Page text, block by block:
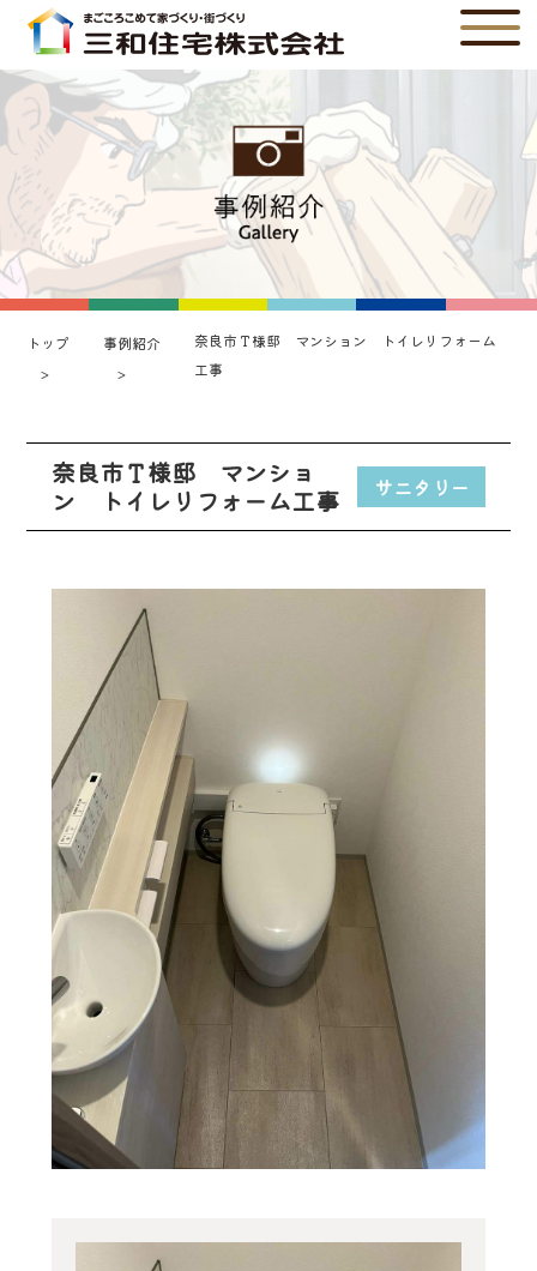
トップ 事例紹介
奈良市Ｔ様邸 マンション トイレリフォーム
工事
奈良市Ｔ様邸 マンショ
ン トイレリフォーム工事
サニタリー